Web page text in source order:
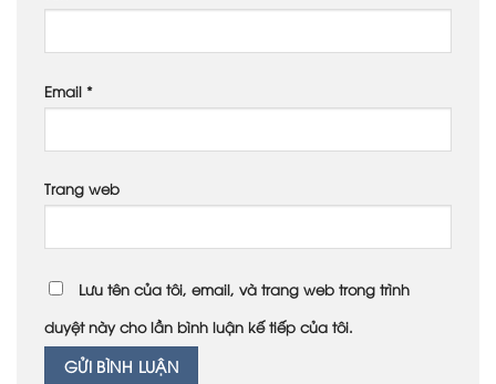
Email *
Trang web
Lưu tên của tôi, email, và trang web trong trình
duyệt này cho lần bình luận kế tiếp của tôi.